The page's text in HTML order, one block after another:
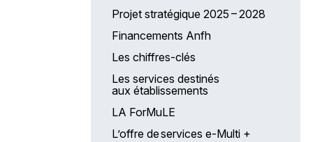
Projet stratégique 2025 – 2028
Financements Anfh
Les chiffres-clés
Les services destinés
aux établissements
LA ForMuLE
L’offre de services e-Multi +